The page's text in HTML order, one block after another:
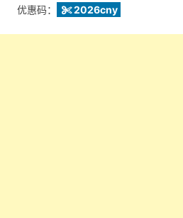
优惠码： 2026cny